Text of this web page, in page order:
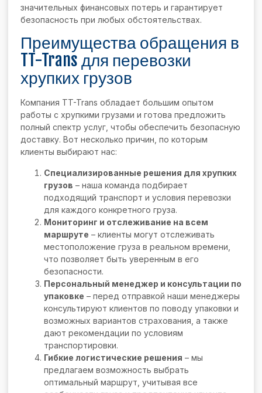
значительных финансовых потерь и гарантирует
безопасность при любых обстоятельствах.
Преимущества обращения в
TT-Trans для перевозки
хрупких грузов
Компания TT-Trans обладает большим опытом
работы с хрупкими грузами и готова предложить
полный спектр услуг, чтобы обеспечить безопасную
доставку. Вот несколько причин, по которым
клиенты выбирают нас:
Специализированные решения для хрупких
грузов – наша команда подбирает
подходящий транспорт и условия перевозки
для каждого конкретного груза.
Мониторинг и отслеживание на всем
маршруте – клиенты могут отслеживать
местоположение груза в реальном времени,
что позволяет быть уверенным в его
безопасности.
Персональный менеджер и консультации по
упаковке – перед отправкой наши менеджеры
консультируют клиентов по поводу упаковки и
возможных вариантов страхования, а также
дают рекомендации по условиям
транспортировки.
Гибкие логистические решения – мы
предлагаем возможность выбрать
оптимальный маршрут, учитывая все